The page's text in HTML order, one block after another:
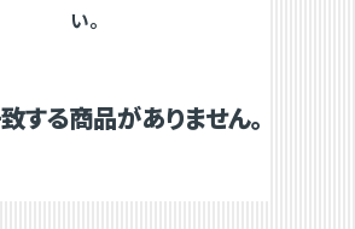
い。
する商品がありません。